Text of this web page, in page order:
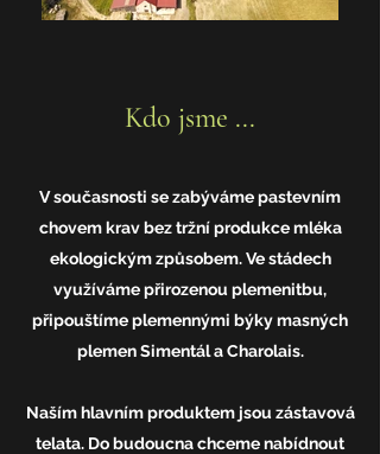
Kdo jsme ...
V současnosti se zabýváme pastevním
chovem krav bez tržní produkce mléka
ekologickým způsobem. Ve stádech
využíváme přirozenou plemenitbu,
připouštíme plemennými býky masných
plemen Simentál a Charolais.
Naším hlavním produktem jsou zástavová
telata. Do budoucna chceme nabídnout